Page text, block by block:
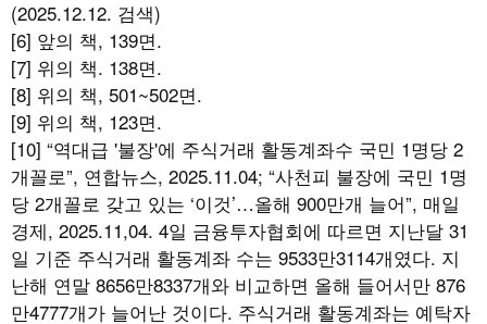
(2025.12.12. 검색)
[6] 앞의 책, 139면.
[7] 위의 책. 138면.
[8] 위의 책, 501~502면.
[9] 위의 책, 123면.
[10] “역대급 '불장'에 주식거래 활동계좌수 국민 1명당 2
개꼴로”, 연합뉴스, 2025.11.04; “사천피 불장에 국민 1명
당 2개꼴로 갖고 있는 ‘이것’…올해 900만개 늘어”, 매일
경제, 2025.11,04. 4일 금융투자협회에 따르면 지난달 31
일 기준 주식거래 활동계좌 수는 9533만3114개였다. 지
난해 연말 8656만8337개와 비교하면 올해 들어서만 876
만4777개가 늘어난 것이다. 주식거래 활동계좌는 예탁자